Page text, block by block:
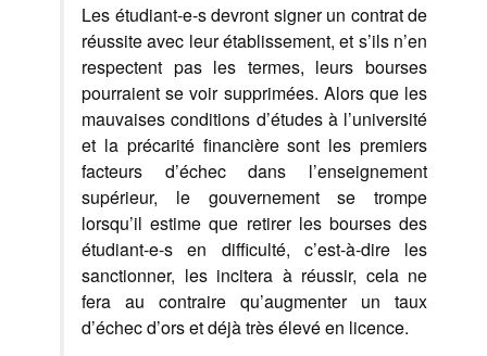
Les étudiant-e-s devront signer un contrat de
réussite avec leur établissement, et s’ils n’en
respectent pas les termes, leurs bourses
pourraient se voir supprimées. Alors que les
mauvaises conditions d’études à l’université
et la précarité financière sont les premiers
facteurs d’échec dans l’enseignement
supérieur, le gouvernement se trompe
lorsqu’il estime que retirer les bourses des
étudiant-e-s en difficulté, c’est-à-dire les
sanctionner, les incitera à réussir, cela ne
fera au contraire qu’augmenter un taux
d’échec d’ors et déjà très élevé en licence.